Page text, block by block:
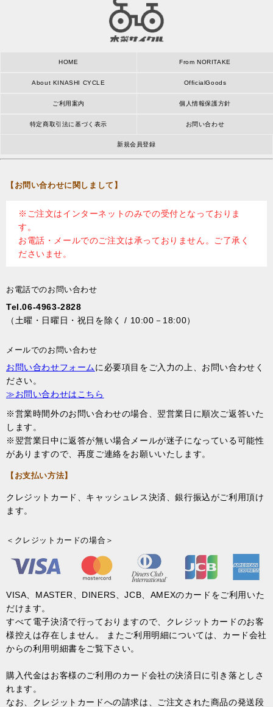
HOME From NORITAKE
About KINASHI CYCLE OfficialGoods
ご利用案内 個人情報保護方針
特定商取引法に基づく表示 お問い合わせ
新規会員登録
【お問い合わせに関しまして】
※ご注文はインターネットのみでの受付となっておりま
す。
お電話・メールでのご注文は承っておりません。ご了承く
ださいませ。
お電話でのお問い合わせ
Tel.06-4963-2828
（土曜・日曜日・祝日を除く / 10:00－18:00）
メールでのお問い合わせ
お問い合わせフォームに必要項目をご入力の上、お問い合わせく
ださい。
≫お問い合わせはこちら
※営業時間外のお問い合わせの場合、翌営業日に順次ご返答いた
します。
※翌営業日中に返答が無い場合メールが迷子になっている可能性
がありますので、再度ご連絡をお願いいたします。
【お支払い方法】
クレジットカード、キャッシュレス決済、銀行振込がご利用頂け
ます。
＜クレジットカードの場合＞
VISA、MASTER、DINERS、JCB、AMEXのカードをご利用いた
だけます。
すべて電子決済で行っておりますので、クレジットカードのお客
様控えは存在しません。 またご利用明細については、カード会社
からの利用明細書をご覧下さい。
購入代金はお客様のご利用のカード会社の決済日に引き落としさ
れます。
なお、クレジットカードへの請求は、ご注文された商品の発送段